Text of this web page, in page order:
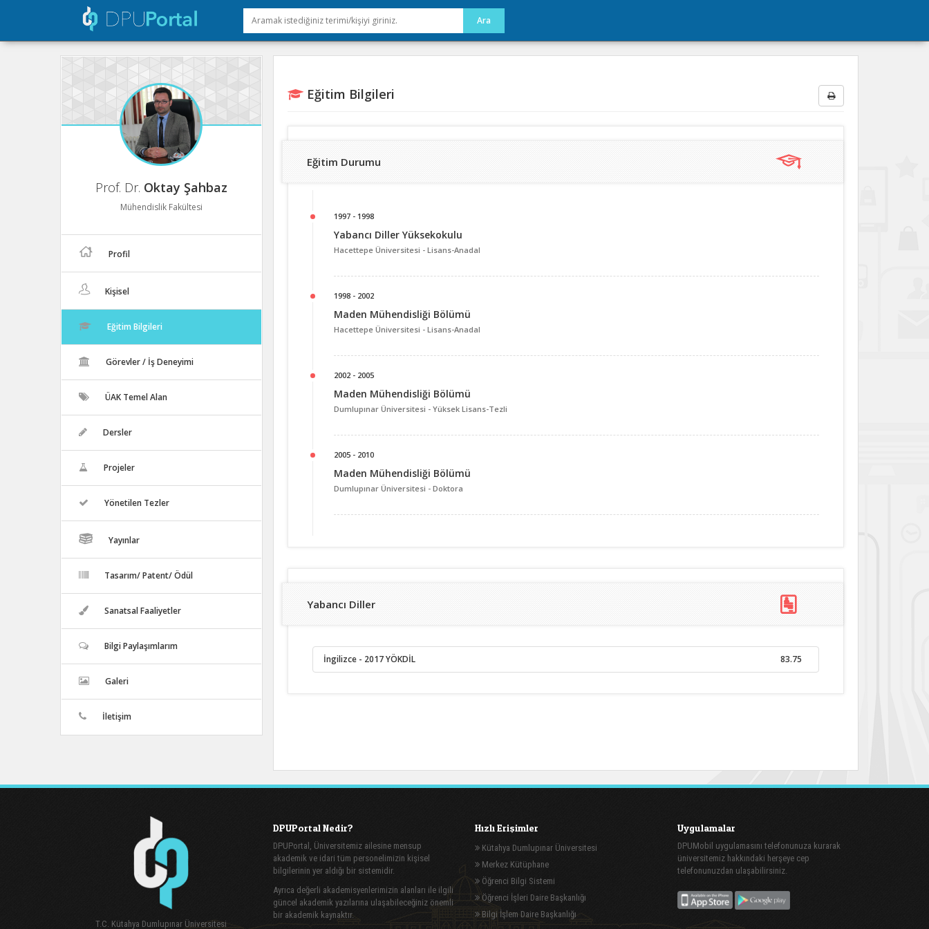
Prof. Dr. Oktay Şahbaz
Mühendislik Fakültesi
Profil
Kişisel
Eğitim Bilgileri
Görevler / İş Deneyimi
ÜAK Temel Alan
Dersler
Projeler
Yönetilen Tezler
Yayınlar
Tasarım/ Patent/ Ödül
Sanatsal Faaliyetler
Bilgi Paylaşımlarım
Galeri
İletişim
Eğitim Bilgileri
Eğitim Durumu
1997 - 1998
Yabancı Diller Yüksekokulu
Hacettepe Üniversitesi - Lisans-Anadal
1998 - 2002
Maden Mühendisliği Bölümü
Hacettepe Üniversitesi - Lisans-Anadal
2002 - 2005
Maden Mühendisliği Bölümü
Dumlupınar Üniversitesi - Yüksek Lisans-Tezli
2005 - 2010
Maden Mühendisliği Bölümü
Dumlupınar Üniversitesi - Doktora
Yabancı Diller
İngilizce- 2017 YÖKDİL 83.75
T.C. Kütahya Dumlupınar Üniversitesi
DPUPortal Nedir?
DPUPortal, Üniversitemiz ailesine mensup
akademik ve idari tüm personelimizin kişisel
bilgilerinin yer aldığı bir sistemidir.
Ayrıca değerli akademisyenlerimizin alanları ile ilgili
güncel akademik yazılarına ulaşabileceğiniz önemli
bir akademik kaynaktır.
Hızlı Erişimler
Kütahya Dumlupınar Üniversitesi
Merkez Kütüphane
Öğrenci Bilgi Sistemi
Öğrenci İşleri Daire Başkanlığı
Bilgi İşlem Daire Başkanlığı
Uygulamalar
DPUMobil uygulamasını telefonunuza kurarak
üniversitemiz hakkındaki herşeye cep
telefonunuzdan ulaşabilirsiniz.